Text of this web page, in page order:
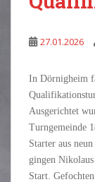
27.01.2026
In Dörnigheim
Ausgerichtet
Turngemeinde
Starter aus
gingen
Start.